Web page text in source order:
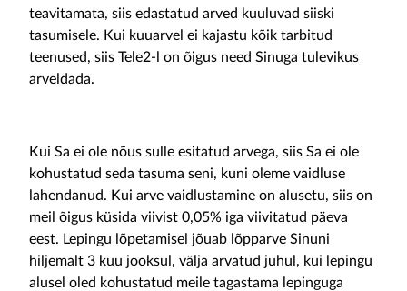
teavitamata, siis edastatud arved kuuluvad siiski
tasumisele. Kui kuuarvel ei kajastu kõik tarbitud
teenused, siis Tele2-l on õigus need Sinuga tulevikus
arveldada.
Kui Sa ei ole nõus sulle esitatud arvega, siis Sa ei ole
kohustatud seda tasuma seni, kuni oleme vaidluse
lahendanud. Kui arve vaidlustamine on alusetu, siis on
meil õigus küsida viivist 0,05% iga viivitatud päeva
eest. Lepingu lõpetamisel jõuab lõpparve Sinuni
hiljemalt 3 kuu jooksul, välja arvatud juhul, kui lepingu
alusel oled kohustatud meile tagastama lepinguga